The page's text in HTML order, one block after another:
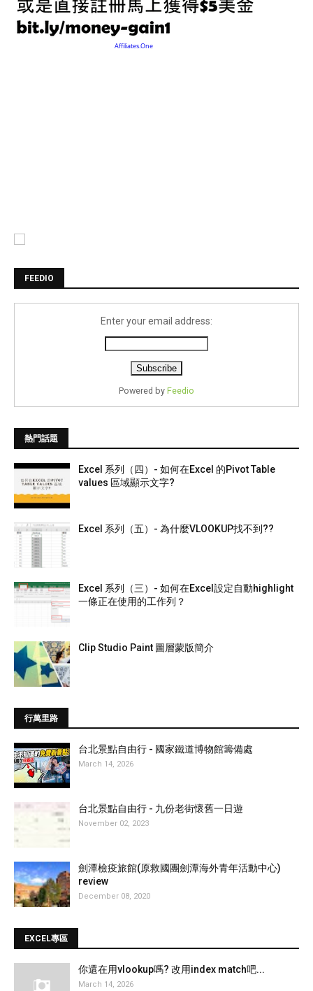
FEEDIO
Enter your email address:
Powered by Feedio
熱門話題
Excel 系列（四）- 如何在Excel 的Pivot Table
values 區域顯示文字?
Excel 系列（五）- 為什麼VLOOKUP找不到??
Excel 系列（三）- 如何在Excel設定自動highlight
一條正在使用的工作列？
Clip Studio Paint 圖層蒙版簡介
行萬里路
台北景點自由行 - 國家鐵道博物館籌備處
March 14, 2026
台北景點自由行 - 九份老街懷舊一日遊
November 02, 2023
劍潭檢疫旅館(原救國團劍潭海外青年活動中心)
review
December 08, 2020
EXCEL專區
你還在用vlookup嗎? 改用index match吧...
March 14, 2026